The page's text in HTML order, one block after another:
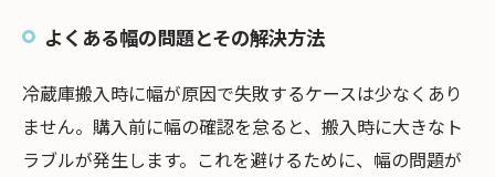
よくある幅の問題とその解決方法
冷蔵庫搬入時に幅が原因で失敗するケースは少なくあり
ません。購入前に幅の確認を怠ると、搬入時に大きなト
ラブルが発生します。これを避けるために、幅の問題が